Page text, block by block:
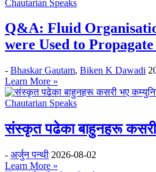
Chautarian Speaks
Q&A: Fluid
were Used to
- Bhaskar Gautam, Biken K Dawadi
Learn More »
Chautarian Speaks
संस्कृत पढेका बाहुनहरू
- अर्जुन पन्थी 2026-08-02
Learn More »